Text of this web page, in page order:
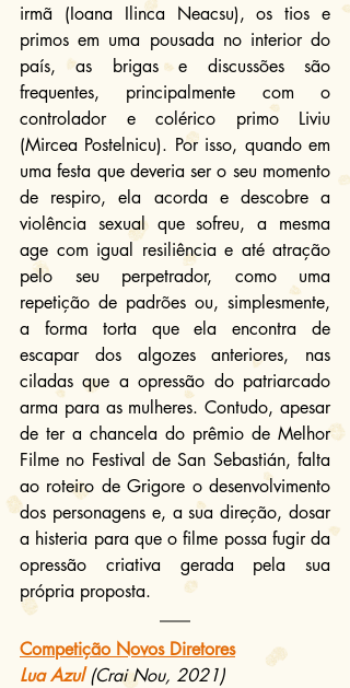
irmã (Ioana Ilinca Neacsu), os tios e
primos em uma pousada no interior do
país, as brigas e discussões são
frequentes, principalmente com o
controlador e colérico primo Liviu
(Mircea Postelnicu). Por isso, quando em
uma festa que deveria ser o seu momento
de respiro, ela acorda e descobre a
violência sexual que sofreu, a mesma
age com igual resiliência e até atração
pelo seu perpetrador, como uma
repetição de padrões ou, simplesmente,
a forma torta que ela encontra de
escapar dos algozes anteriores, nas
ciladas que a opressão do patriarcado
arma para as mulheres. Contudo, apesar
de ter a chancela do prêmio de Melhor
Filme no Festival de San Sebastián, falta
ao roteiro de Grigore o desenvolvimento
dos personagens e, a sua direção, dosar
a histeria para que o filme possa fugir da
opressão criativa gerada pela sua
própria proposta.
Competição Novos Diretores
Lua Azul (Crai Nou, 2021)